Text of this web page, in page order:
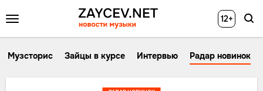
12+
Музсторис Зайцы в курсе Интервью Радар новинок